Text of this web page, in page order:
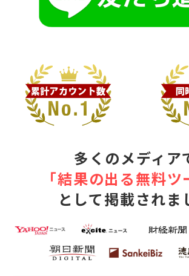
多くのメディア
｢結果の出る無料ツ
として掲載されま